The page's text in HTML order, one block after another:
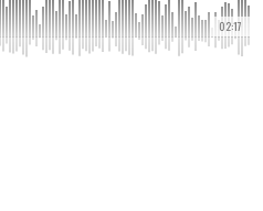
02:17